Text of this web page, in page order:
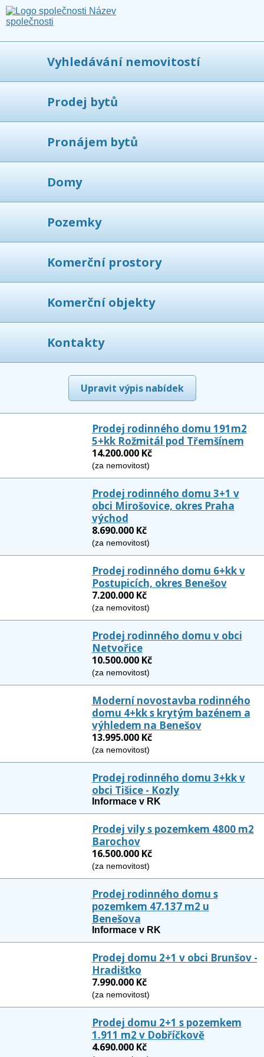
Vyhledávání nemovitostí
Prodej bytů
Pronájem bytů
Domy
Pozemky
Komerční prostory
Komerční objekty
Kontakty
Upravit výpis nabídek
Prodej rodinného domu 191m2
5+kk Rožmitál pod Třemšínem
14.200.000 Kč
(za nemovitost)
Prodej rodinného domu 3+1 v
obci Mirošovice, okres Praha
východ
8.690.000 Kč
(za nemovitost)
Prodej rodinného domu 6+kk v
Postupicích, okres Benešov
7.200.000 Kč
(za nemovitost)
Prodej rodinného domu v obci
Netvořice
10.500.000 Kč
(za nemovitost)
Moderní novostavba rodinného
domu 4+kk s krytým bazénem a
výhledem na Benešov
13.995.000 Kč
(za nemovitost)
Prodej rodinného domu 3+kk v
obci Tišice - Kozly
Informace v RK
Prodej vily s pozemkem 4800 m2
Barochov
16.500.000 Kč
(za nemovitost)
Prodej rodinného domu s
pozemkem 47.137 m2 u
Benešova
Informace v RK
Prodej domu 2+1 v obci Brunšov -
Hradišťko
7.990.000 Kč
(za nemovitost)
Prodej domu 2+1 s pozemkem
1.911 m2 v Dobříčkově
4.690.000 Kč